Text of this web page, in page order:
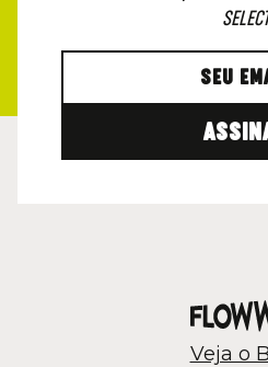
SELECT
Veja o